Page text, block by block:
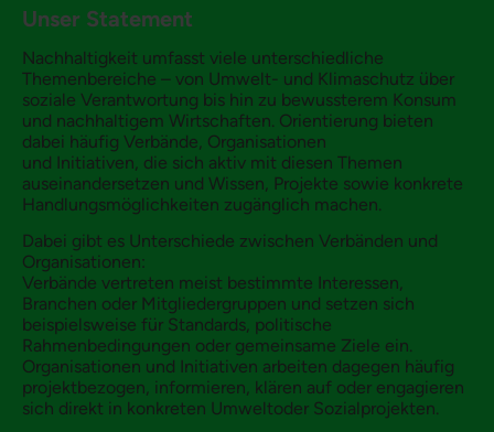
Unser Statement
Nachhaltigkeit umfasst viele unterschiedliche
Themenbereiche – von Umwelt- und Klimaschutz über
soziale Verantwortung bis hin zu bewussterem Konsum
und nachhaltigem Wirtschaften. Orientierung bieten
dabei häufig Verbände, Organisationen
und Initiativen, die sich aktiv mit diesen Themen
auseinandersetzen und Wissen, Projekte sowie konkrete
Handlungsmöglichkeiten zugänglich machen.
Dabei gibt es Unterschiede zwischen Verbänden und
Organisationen:
Verbände vertreten meist bestimmte Interessen,
Branchen oder Mitgliedergruppen und setzen sich
beispielsweise für Standards, politische
Rahmenbedingungen oder gemeinsame Ziele ein.
Organisationen und Initiativen arbeiten dagegen häufig
projektbezogen, informieren, klären auf oder engagieren
sich direkt in konkreten Umweltoder Sozialprojekten.